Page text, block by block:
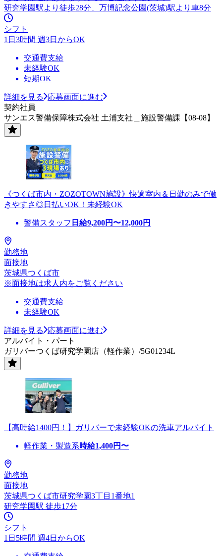
研究学園駅より徒歩28分、万博記念公園(茨城)駅より車8分
シフト
1日3時間 週3日からOK
交通費支給
未経験OK
短期OK
詳細を見る
応募画面に進む
契約社員
サンエス警備保障株式会社 土浦支社＿施設警備課【08-08】
《つくば市内・ZOZOTOWN施設》快適室内＆日勤のみで働
きやすさ◎日払いOK！未経験OK
警備スタッフ 日給9,200円〜12,000円
勤務地
面接地
茨城県つくば市
※面接地は求人内をご覧ください
交通費支給
未経験OK
詳細を見る
応募画面に進む
アルバイト・パート
ガリバーつくば研究学園店（軽作業）/5G01234L
【高時給1400円！】ガリバーで未経験OKの洗車アルバイト
軽作業・製造系時給1,400円〜
勤務地
面接地
茨城県つくば市研究学園3丁目1番地1
研究学園駅 徒歩17分
シフト
1日5時間 週4日からOK